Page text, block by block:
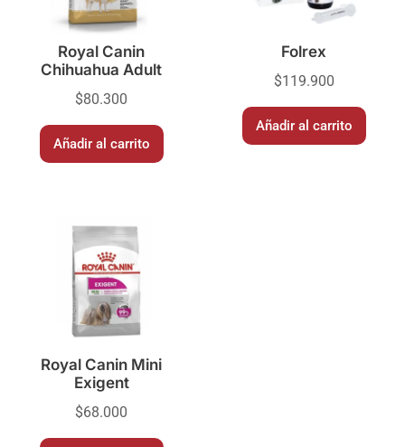
Royal Canin
Chihuahua Adult
$80.300
Añadir al carrito
Folrex
$119.900
Añadir al carrito
Royal Canin Mini
Exigent
$68.000